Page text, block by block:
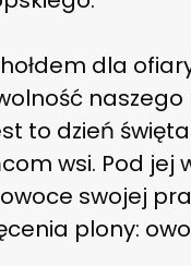
dla
to dzień
wsi. Pod jej
swojej
plony: